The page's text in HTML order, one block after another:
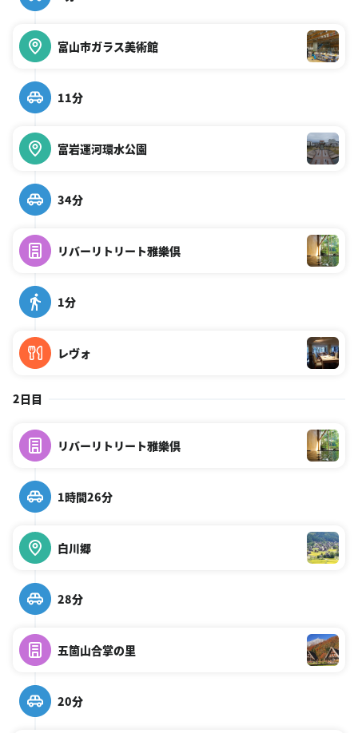
富山市ガラス美術館
11分
富岩運河環水公園
34分
リバーリトリート雅樂倶
1分
レヴォ
2日目
リバーリトリート雅樂倶
1時間26分
白川郷
28分
五箇山合掌の里
20分